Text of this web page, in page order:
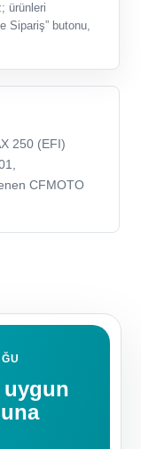
ürünleri
Sipariş” butonu,
250 (EFI)
CFMOTO
uygun